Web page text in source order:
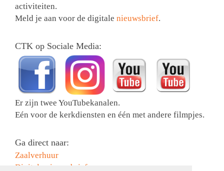
activiteiten.
Meld je aan voor de digitale nieuwsbrief.
CTK op Sociale Media:
Er zijn twee YouTubekanalen.
Eén voor de kerkdiensten en één met andere filmpjes.
Ga direct naar:
Zaalverhuur
Digitale nieuwsbrief